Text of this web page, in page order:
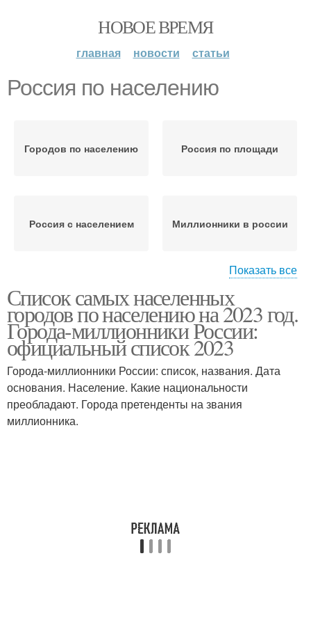
НОВОЕ ВРЕМЯ
главная новости статьи
Россия по населению
Городов по населению Россия по площади
Россия с населением Миллионники в россии
Россия по переписи Город в россии
Города в россии Городов в россии
Россия по алфавиту
Показать все
Список самых населенных
городов по населению на 2023 год.
Города-миллионники России:
официальный список 2023
Города-миллионники России: список, названия. Дата
основания. Население. Какие национальности
преобладают. Города претенденты на звания
миллионника.